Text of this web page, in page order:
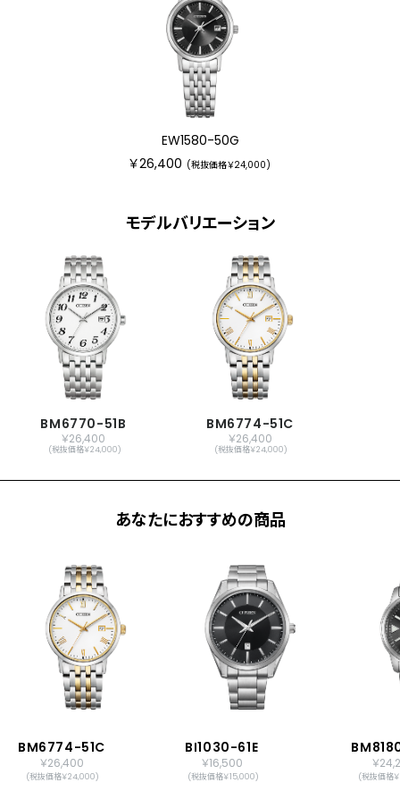
EW1580-50G
￥26,400 (税抜価格￥24,000)
モデルバリエーション
BM6770-51B
￥26,400
(税抜価格￥24,000)
BM6774-51C
￥26,400
(税抜価格￥24,000)
あなたにおすすめの商品
BM6774-51C
￥26,400
(税抜価格￥24,000)
BI1030-61E
￥16,500
(税抜価格￥15,000)
￥
(税抜価格